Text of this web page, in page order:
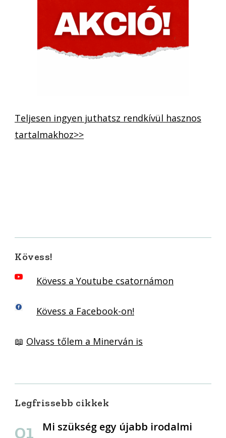
Teljesen ingyen juthatsz rendkívül hasznos
tartalmakhoz>>
Kövess!
Kövess a Youtube csatornámon
Kövess a Facebook-on!
📖 Olvass tőlem a Minerván is
Legfrissebb cikkek
Mi szükség egy újabb irodalmi